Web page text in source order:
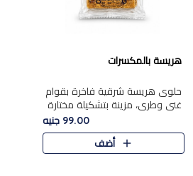
هريسة بالمكسرات
حلوى هريسة شرقية فاخرة بقوام
غني وطري، مزينة بتشكيلة مختارة
من المكسرات الفاخرة التي تضيف
قرمشة مميزة ونكهة غنية في كل
قطعة. تجمع بين المذاق..
99.00 جنيه
أضف